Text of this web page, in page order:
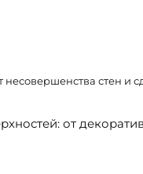
стен и
от